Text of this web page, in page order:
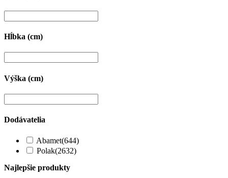
Hĺbka (cm)
Výška (cm)
Dodávatelia
Abamet(644)
Polak(2632)
Najlepšie produkty